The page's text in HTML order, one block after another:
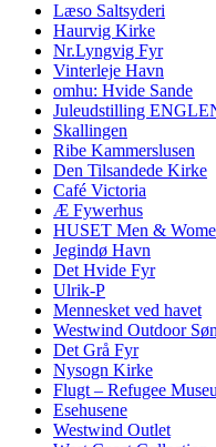
Læso Saltsyderi
Haurvig Kirke
Nr.Lyngvig Fyr
Vinterleje Havn
omhu: Hvide Sande
Juleudstilling
Skallingen
Ribe Kammerslusen
Den Tilsandede Kirke
Café Victoria
Æ Fywerhus
HUSET Men &
Jegindø Havn
Det Hvide Fyr
Ulrik-P
Mennesket ved havet
Westwind Outdoor
Det Grå Fyr
Nysogn Kirke
Flugt – Refugee
Esehusene
Westwind Outlet